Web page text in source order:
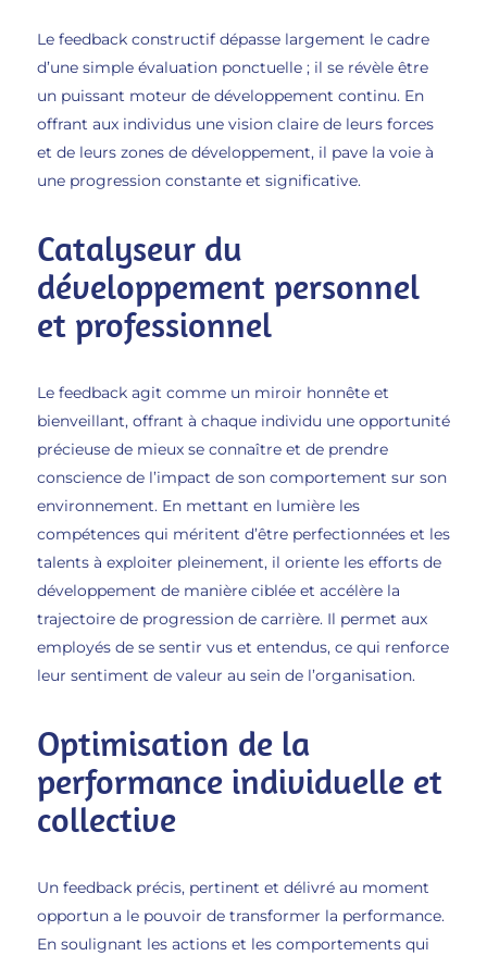
Le feedback constructif dépasse largement le cadre
d’une simple évaluation ponctuelle ; il se révèle être
un puissant moteur de développement continu. En
offrant aux individus une vision claire de leurs forces
et de leurs zones de développement, il pave la voie à
une progression constante et significative.
Catalyseur du
développement personnel
et professionnel
Le feedback agit comme un miroir honnête et
bienveillant, offrant à chaque individu une opportunité
précieuse de mieux se connaître et de prendre
conscience de l’impact de son comportement sur son
environnement. En mettant en lumière les
compétences qui méritent d’être perfectionnées et les
talents à exploiter pleinement, il oriente les efforts de
développement de manière ciblée et accélère la
trajectoire de progression de carrière. Il permet aux
employés de se sentir vus et entendus, ce qui renforce
leur sentiment de valeur au sein de l’organisation.
Optimisation de la
performance individuelle et
collective
Un feedback précis, pertinent et délivré au moment
opportun a le pouvoir de transformer la performance.
En soulignant les actions et les comportements qui